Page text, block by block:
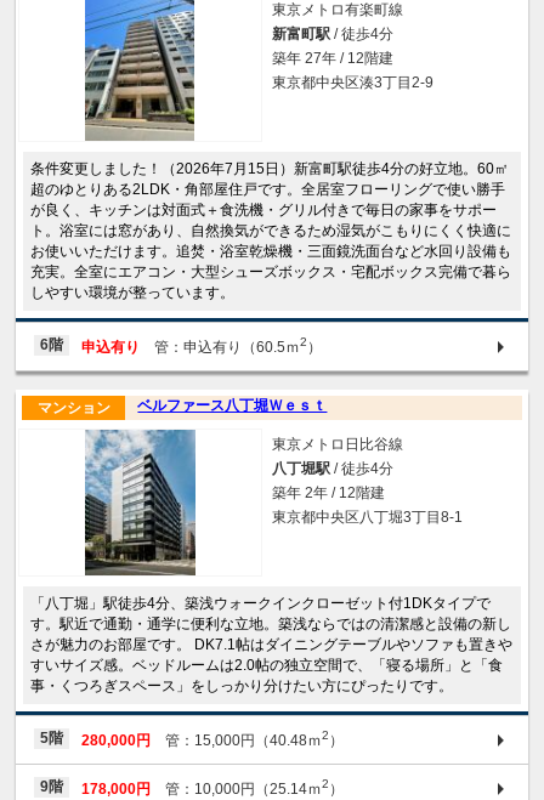
東京メトロ有楽町線
新富町駅 / 徒歩4分
築年 27年 / 12階建
東京都中央区湊3丁目2-9
条件変更しました！（2026年7月15日）新富町駅徒歩4分の好立地。60㎡
超のゆとりある2LDK・角部屋住戸です。全居室フローリングで使い勝手
が良く、キッチンは対面式＋食洗機・グリル付きで毎日の家事をサポー
ト。浴室には窓があり、自然換気ができるため湿気がこもりにくく快適に
お使いいただけます。追焚・浴室乾燥機・三面鏡洗面台など水回り設備も
充実。全室にエアコン・大型シューズボックス・宅配ボックス完備で暮ら
しやすい環境が整っています。
6階 申込有り 管：申込有り（60.5ｍ2 ）
ベルファース八丁堀Ｗｅｓｔ
マンション
東京メトロ日比谷線
八丁堀駅 / 徒歩4分
築年 2年 / 12階建
東京都中央区八丁堀3丁目8-1
「八丁堀」駅徒歩4分、築浅ウォークインクローゼット付1DKタイプで
す。駅近で通勤・通学に便利な立地。築浅ならではの清潔感と設備の新し
さが魅力のお部屋です。 DK7.1帖はダイニングテーブルやソファも置きや
すいサイズ感。ベッドルームは2.0帖の独立空間で、「寝る場所」と「食
事・くつろぎスペース」をしっかり分けたい方にぴったりです。
5階 280,000円 管：15,000円（40.48ｍ2 ）
9階 178,000円 管：10,000円（25.14ｍ2 ）